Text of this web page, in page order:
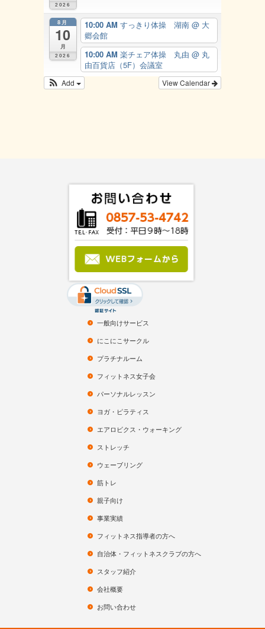
2026
8月
10
月
2026
10:00 AM すっきり体操 湖南 @ 大
郷会館
10:00 AM 楽チェア体操 丸由 @ 丸
由百貨店（5F）会議室
View Calendar
Add
一般向けサービス
にこにこサークル
プラチナルーム
フィットネス女子会
パーソナルレッスン
ヨガ・ピラティス
エアロビクス・ウォーキング
ストレッチ
ウェーブリング
筋トレ
親子向け
事業実績
フィットネス指導者の方へ
自治体・フィットネスクラブの方へ
スタッフ紹介
会社概要
お問い合わせ